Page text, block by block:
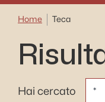
Home Teca
Hai cercato